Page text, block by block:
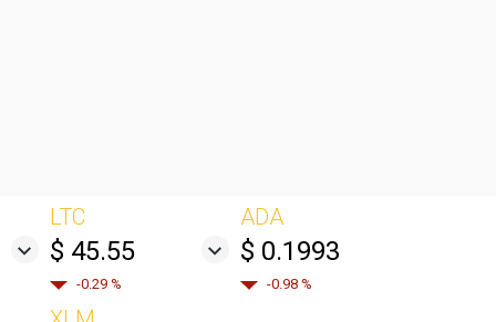
LTC
$ 45.55
-0.29 %
ADA
$ 0.1993
-0.98 %